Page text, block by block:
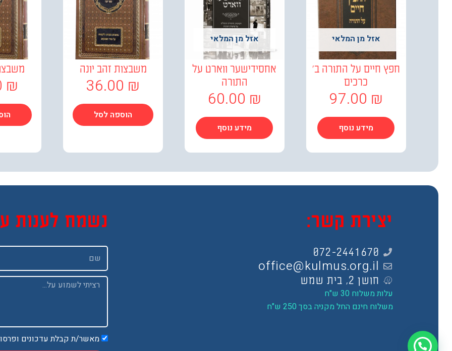
אזל מן המלאי
חפץ חיים על התורה ב'
כרכים
97.00 ₪
מידע נוסף
אזל מן המלאי
אחסידישער ווארט על
התורה
60.00 ₪
מידע נוסף
משבצות זהב יונה
36.00 ₪
הוספה לסל
₪
יצירת קשר:
072-2441670
office@kulmus.org.il
חושן 2, בית שמש
עלות משלוח 30 ש"ח
משלוח חינם החל מקניה בסך 250 ש"ח
נשמח לענות
שם
Message
מאשר/ת קבלת עדכונים